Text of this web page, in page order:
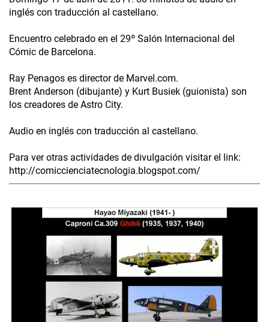
inglés con traducción al castellano.
Encuentro celebrado en el 29º Salón Internacional del
Cómic de Barcelona.
Ray Penagos es director de Marvel.com.
Brent Anderson (dibujante) y Kurt Busiek (guionista) son
los creadores de Astro City.
Audio en inglés con traducción al castellano.
Para ver otras actividades de divulgación visitar el link:
http://comiccienciatecnologia.blogspot.com/